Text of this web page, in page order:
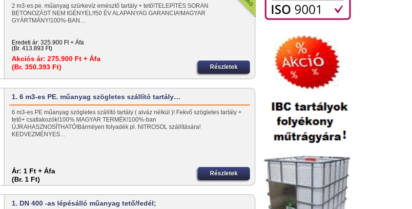
2 m3-es pe. műanyag szürkevíz emésztő tartály + tető!TELEPÍTÉS SORÁN
BETONOZÁST NEM IGÉNYEL!!50 ÉV ALAPANYAG GARANCIA!MAGYAR
GYÁRTMÁNY!100%-BAN…
Eredeti ár: 325.900 Ft + Áfa
(Br. 413.893 Ft)
Akciós ár: 275.900 Ft + Áfa
(Br. 350.393 Ft)
Részletek
1. 6 m3-es PE. műanyag szögletes szállító tartály…
6 m3-es PE műanyag szögletes szállító tartály ( alváz nélkül )! Fekvő szögletes tartály +
tető+ csatlakozók!100% MAGYAR TERMÉK!100%-ban
ÚJRAHASZNOSÍTHATÓ!Bármilyen folyadék pl. NITROSOL szállítására!
KEDVEZMÉNYES…
Ár: 1 Ft + Áfa
(Br. 1 Ft)
Részletek
1. DN 400 -as lépésálló műanyag tető/fedél;